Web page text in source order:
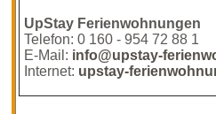
UpStay Ferienwohnungen
Telefon: 0 160 - 954 72 88 1
E-Mail: info@upstay-
Internet: upstay-